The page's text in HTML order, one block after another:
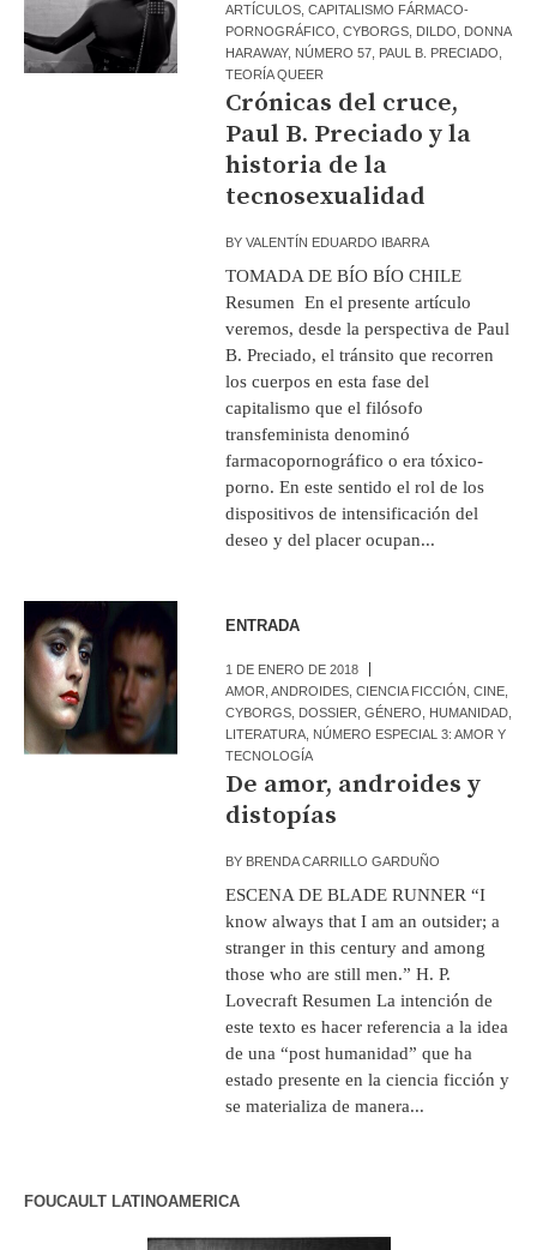
ARTÍCULOS ,CAPITALISMO FÁRMACO-
PORNOGRÁFICO ,CYBORGS DILDO
DONNA
HARAWAY, NÚMERO 57 PAUL B. PRECIADO
TEORÍA QUEER
Crónicas del cruce,
Paul B. Preciado y la
historia de la
tecnosexualidad
BYVALENTÍN EDUARDO IBARRA
TOMADA DE BÍO BÍO CHILE
Resumen En el presente artículo
veremos, desde la perspectiva de Paul
B. Preciado, el tránsito que recorren
los cuerpos en esta fase del
capitalismo que el filósofo
transfeminista denominó
farmacopornográfico o era tóxico-
porno. En este sentido el rol de los
dispositivos de intensificación del
deseo y del placer ocupan...
ENTRADA
1 DE ENERO DE 2018
AMOR ,ANDROIDES ,CIENCIA FICCIÓN ,CINE
CYBORGS DOSSIER ,GÉNERO HUMANIDAD
LITERATURA NÚMERO ESPECIAL 3: AMOR Y
TECNOLOGÍA
De amor, androides y
distopías
BY BRENDA CARRILLO GARDUÑO
ESCENA DE BLADE RUNNER “I
know always that I am an outsider; a
stranger in this century and among
those who are still men.” H. P.
Lovecraft Resumen La intención de
este texto es hacer referencia a la idea
de una “post humanidad” que ha
estado presente en la ciencia ficción y
se materializa de manera...
FOUCAULT LATINOAMERICA